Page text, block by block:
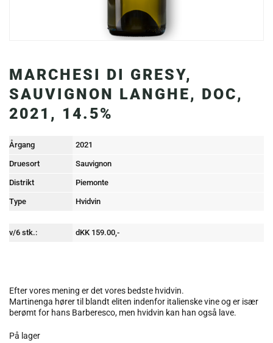
MARCHESI DI GRESY,
SAUVIGNON LANGHE, DOC,
2021, 14.5%
Årgang 2021
Druesort Sauvignon
Distrikt Piemonte
Type Hvidvin
v/6 stk.: dKK 159.00,-
Efter vores mening er det vores bedste hvidvin.
Martinenga hører til blandt eliten indenfor italienske vine og er især
berømt for hans Barberesco, men hvidvin kan han også lave.
På lager